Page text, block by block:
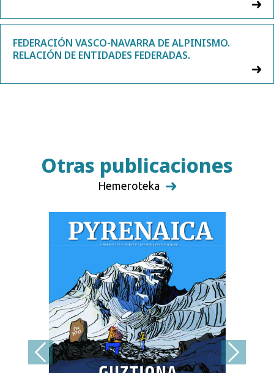
FEDERACIÓN VASCO-NAVARRA DE ALPINISMO.
RELACIÓN DE ENTIDADES FEDERADAS.
Otras publicaciones
Hemeroteka